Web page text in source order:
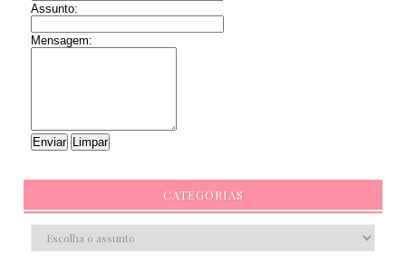
Assunto:
Mensagem:
CATEGORIAS